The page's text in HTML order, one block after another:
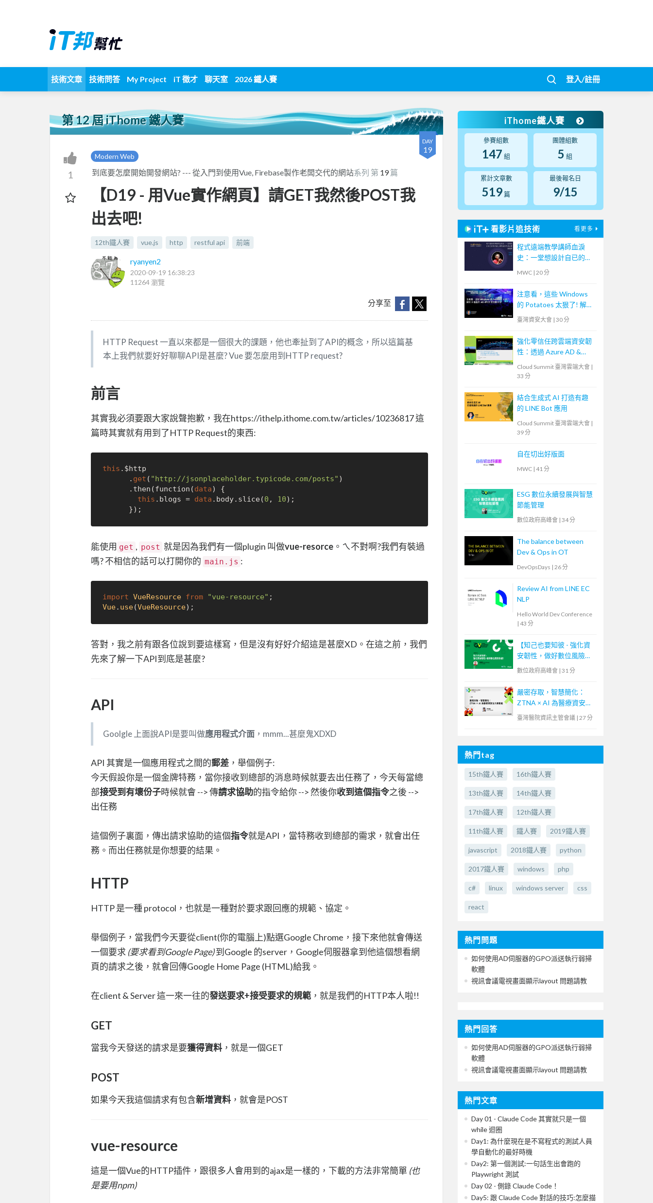
技術文章 技術問答 My Project iT 徵才 聊天室 2026 鐵人賽 登入/註冊
第 12 屆 iThome 鐵人賽
DAY
19
1
Modern Web
到底要怎麼開始開發網站? --- 從入門到使用Vue, Firebase製作老闆交代的網站系列 第 19篇
【D19 - 用Vue實作網頁】請GET我然後POST我
出去吧!
12th鐵人賽 vue.js http restful api 前端
ryanyen2
2020-09-19 16:38:23
11264 瀏覽
分享至
HTTP Request 一直以來都是一個很大的課題，他也牽扯到了API的概念，所以這篇基
本上我們就要好好聊聊API是甚麼? Vue 要怎麼用到HTTP request?
前言
其實我必須要跟大家說聲抱歉，我在https://ithelp.ithome.com.tw/articles/10236817 這
篇時其實就有用到了HTTP Request的東西:
this .$http
      .
get ( "http://jsonplaceholder.typicode.com/posts" )
      .then(function(
data) {
this .blogs = data .body.slice(0 , 10);
能使用 get , post 就是因為我們有一個plugin 叫做vue-resorce 。ㄟ不對啊?我們有裝過
嗎? 不相信的話可以打開你的 main.js :
import VueResource from "vue-resource"
Vue. use(VueResource
答對，我之前有跟各位說到要這樣寫，但是沒有好好介紹這是甚麼XD。在這之前，我們
先來了解一下API到底是甚麼?
API
Goolgle 上面說API是要叫做應用程式介面 ，mmm...甚麼鬼XDXD
API 其實是一個應用程式之間的郵差 ，舉個例子:
今天假設你是一個金牌特務，當你接收到總部的消息時候就要去出任務了，今天每當總
部接受到有壞份子時候就會 --> 傳請求協助的指令給你 --> 然後你收到這個指令之後 -->
出任務
這個例子裏面，傳出請求協助的這個指令就是API，當特務收到總部的需求，就會出任
務。而出任務就是你想要的結果。
HTTP
HTTP 是一種 protocol，也就是一種對於要求跟回應的規範、協定。
舉個例子，當我們今天要從client(你的電腦上)點選Google Chrome，接下來他就會傳送
一個要求 (要求看到Google Page)到Google 的server，Google伺服器拿到他這個想看網
頁的請求之後，就會回傳Google Home Page (HTML)給我。
在client & Server 這一來一往的發送要求+接受要求的規範 ，就是我們的HTTP本人啦!!
GET
當我今天發送的請求是要獲得資料，就是一個GET
POST
如果今天我這個請求有包含新增資料，就會是POST
vue-resource
這是一個Vue的HTTP插件，跟很多人會用到的ajax是一樣的，下載的方法非常簡單 (也
是要用npm)
iThome鐵人賽
參賽組數
147 組
團體組數
5 組
累計文章數
519 篇
最後報名日
9/15
看影片追技術 看更多
程式遠端教學講師血淚
史：一堂想設計自已的程
式線上課程者的先修必要
MWC | 20 分
注意看，這些 Windows
的 Potatoes 太狠了! 解析
5 種基於 MS-RPCE 的攻
臺灣資安大會 | 30 分
強化零信任跨雲端資安韌
性：透過 Azure AD &
Zscaler ZPA 打造無縫且
安全的居家辦公體驗
Cloud Summit 臺灣雲端大會 |
33 分
結合生成式 AI 打造有趣
的 LINE Bot 應用
Cloud Summit 臺灣雲端大會 |
39 分
自在切出好版面
MWC | 41 分
ESG 數位永續發展與智慧
節能管理
數位政府高峰會 | 34 分
The balance between
Dev & Ops in OT
DevOpsDays | 26 分
Review AI from LINE EC
NLP
Hello World Dev Conference
| 43 分
【知己也要知彼 - 強化資
安韌性，做好數位風險防
護！】
數位政府高峰會 | 31 分
嚴密存取，智慧簡化：
ZTNA × AI 為醫療資安注
入新動能
臺灣醫院資訊主管會議 | 27 分
熱門tag
15th鐵人賽 16th鐵人賽
13th鐵人賽 14th鐵人賽
17th鐵人賽 12th鐵人賽
11th鐵人賽 鐵人賽 2019鐵人賽
javascript 2018鐵人賽 python
2017鐵人賽 windows php
c# linux windows server css
react
熱門問題
如何使用AD伺服器的GPO派送執行弱掃
軟體
視訊會議電視畫面顯示layout 問題請教
熱門回答
如何使用AD伺服器的GPO派送執行弱掃
軟體
視訊會議電視畫面顯示layout 問題請教
熱門文章
Day 01 - Claude Code 其實就只是一個
while 迴圈
Day1: 為什麼現在是不寫程式的測試人員
學自動化的最好時機
Day2: 第一個測試:一句話生出會跑的
Playwright 測試
Day 02 - 側錄 Claude Code！
Day5: 跟 Claude Code 對話的技巧:怎麼描